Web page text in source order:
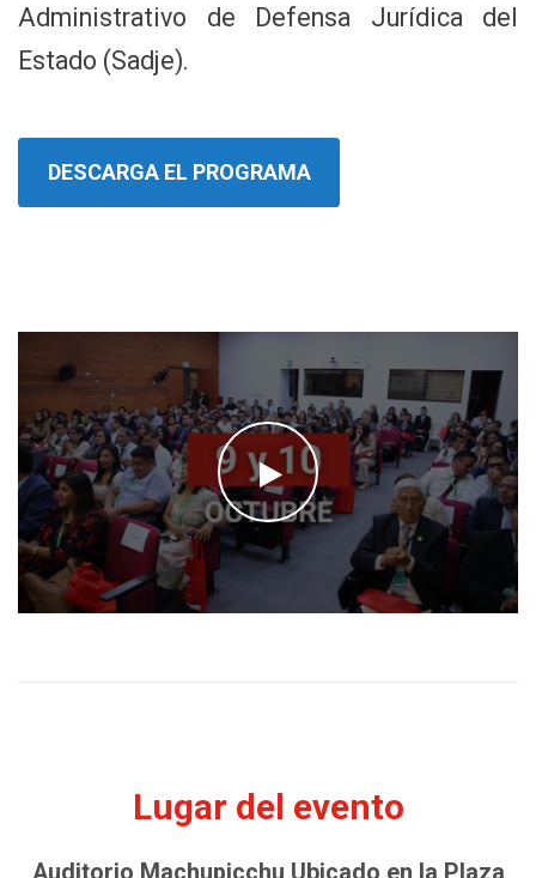
Administrativo de Defensa Jurídica del
Estado (Sadje).
DESCARGA EL PROGRAMA
Lugar del evento
Auditorio Machupicchu Ubicado en la Plaza